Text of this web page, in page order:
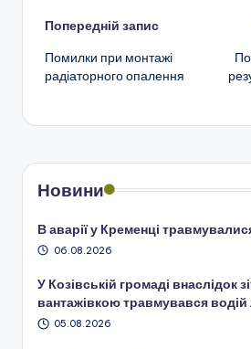
Навігація
по
Попередній запис
Помилки при монтажі
радіаторного опалення
Новини
В аварії у Кременці
06.08.2026
У Козівській громаді внаслідок
вантажівкою травмувався водій
05.08.2026